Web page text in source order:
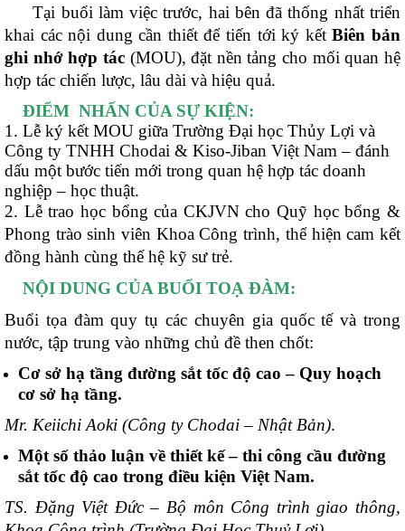
Tại buổi làm việc trước, hai bên đã thống nhất triển
khai các nội dung cần thiết để tiến tới ký kếtBiên bản
ghi nhớ hợp tác(MOU), đặt nền tảng cho mối quan hệ
hợp tác chiến lược, lâu dài và hiệu quả.
ĐIỂM NHẤN CỦA SỰ KIỆN:
1. Lễ ký kết MOU giữa Trường Đại học Thủy Lợi và
Công ty TNHH Chodai & Kiso-Jiban Việt Nam – đánh
dấu một bước tiến mới trong quan hệ hợp tác doanh
nghiệp – học thuật.
2. Lễ trao học bổng của CKJVN cho Quỹ học bổng &
Phong trào sinh viên Khoa Công trình, thể hiện cam kết
đồng hành cùng thế hệ kỹ sư trẻ.
NỘI DUNG CỦA BUỔI TOẠ ĐÀM:
Buổi tọa đàm quy tụ các chuyên gia quốc tế và trong
nước, tập trung vào những chủ đề then chốt:
Cơ sở hạ tầng đường sắt tốc độ cao – Quy hoạch
cơ sở hạ tầng.
Mr. Keiichi Aoki (Công ty Chodai – Nhật Bản).
Một số thảo luận về thiết kế – thi công cầu đường
sắt tốc độ cao trong điều kiện Việt Nam.
TS. Đặng Việt Đức – Bộ môn Công trình giao thông,